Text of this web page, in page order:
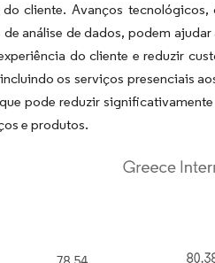
do cliente. Avanços
análise de dados, podem
do cliente e reduzir
os serviços presenciais
pode reduzir
e produtos.